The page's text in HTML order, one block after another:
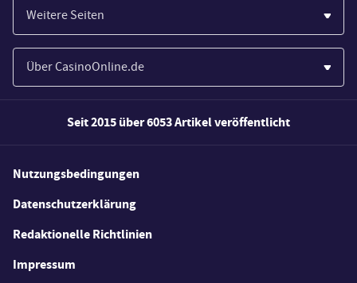
Wirtschaft
Spiele
Weitere Seiten
Paypal Casinos
Novoline Casinos
Merkur Casinos
Casino Testberichte
Casino Bonus Angebote
Kostenlose Spiele
Über CasinoOnline.de
Wie wir bewerten
FAQs
Seit 2015 über 6053 Artikel veröffentlicht
Nutzungsbedingungen
Datenschutzerklärung
Redaktionelle Richtlinien
Impressum